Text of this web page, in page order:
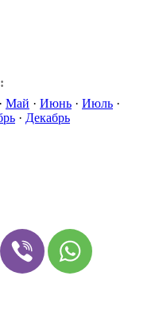
· Май · Июнь · Июль ·
· Декабрь